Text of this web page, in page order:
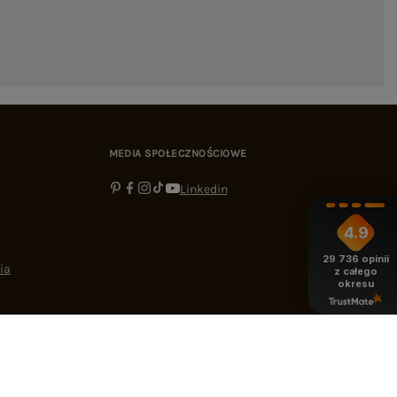
MEDIA SPOŁECZNOŚCIOWE
Linkedin
4.9
29 736 opinii
z całego
okresu